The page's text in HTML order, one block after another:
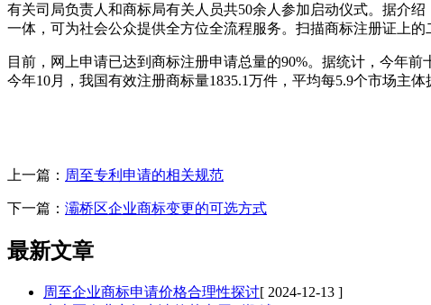
有关司局负责人和商标局有关人员共50余人参加启动仪式。据介
一体，可为社会公众提供全方位全流程服务。扫描商标注册证上
目前，网上申请已达到商标注册申请总量的90%。据统计，今年
今年10月，我国有效注册商标量1835.1万件，平均每5.9个市场主体
上一篇： 周至专利申请的相关规范
下一篇： 灞桥区企业商标变更的可选方式
最新文章
周至企业商标申请价格合理性探讨[ 2024-12-13 ]